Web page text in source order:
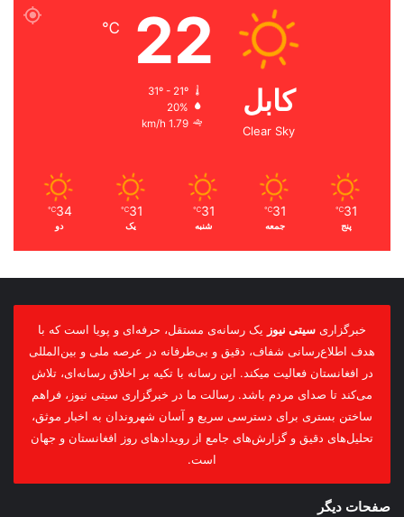
کابل
Clear Sky
22
℃
31º - 21º
20%
1.79 km/h
31
℃
پنج
31
℃
جمعه
31
℃
شنبه
31
℃
یک
34
℃
دو
خبرگزاری سیتی نیوز یک رسانه‌ی مستقل، حرفه‌ای و پویا است که با
هدف اطلاع‌رسانی شفاف، دقیق و بی‌طرفانه در عرصه ملی و بین‌المللی
در افغانستان فعالیت میکند. این رسانه با تکیه بر اخلاق رسانه‌ای، تلاش
می‌کند تا صدای مردم باشد. رسالت ما در خبرگزاری سیتی نیوز، فراهم
ساختن بستری برای دسترسی سریع و آسان شهروندان به اخبار موثق،
تحلیل‌های دقیق و گزارش‌های جامع از رویدادهای روز افغانستان و جهان
است.
صفحات دیگر